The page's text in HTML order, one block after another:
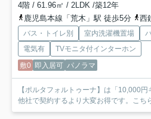
4階 / 61.96㎡ / 2LDK /築12年
鹿児島本線「荒木」駅 徒歩5分
西
バス・トイレ別 室内洗濯機置場
電気有
TVモニタ付インターホン
敷0 即入居可 パノラマ
【ポルタフォルトゥーナ】は「10,000
他社で契約するより大変お得です。こち